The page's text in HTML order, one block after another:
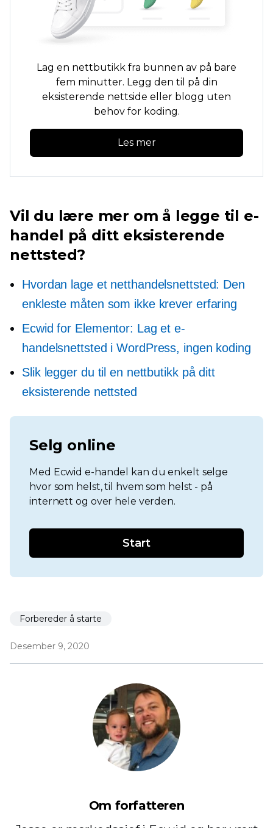
Lag en nettbutikk fra bunnen av på bare
fem minutter. Legg den til på din
eksisterende nettside eller blogg uten
behov for koding.
Les mer
Vil du lære mer om å legge til e-
handel på ditt eksisterende
nettsted?
Hvordan lage et netthandelsnettsted: Den
enkleste måten som ikke krever erfaring
Ecwid for Elementor: Lag et e-
handelsnettsted i WordPress, ingen koding
Slik legger du til en nettbutikk på ditt
eksisterende nettsted
Selg online
Med Ecwid e-handel kan du enkelt selge
hvor som helst, til hvem som helst - på
internett og over hele verden.
Start
Forbereder å starte
Desember 9, 2020
Om forfatteren